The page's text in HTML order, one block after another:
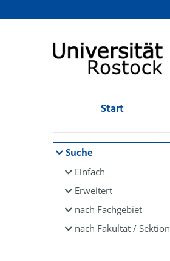
Browsen
direkt zum Inhalt
Start
Suche
Einfach
Erweitert
nach Fachgebiet
nach Fakultät / Sektion